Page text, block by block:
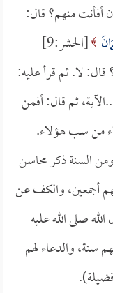
أفأنت منهم؟ قال:
[الحشر:9]
لا. ثم قرأ عليه:
...الآية، ثم قال: أفمن
من سب هؤلاء.
السنة ذكر محاسن
أجمعين، والكف عن
صلى الله عليه
سنة، والدعاء لهم